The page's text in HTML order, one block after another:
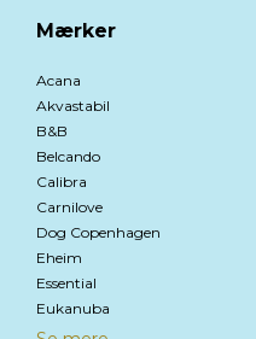
Mærker
Acana
Akvastabil
B&B
Belcando
Calibra
Carnilove
Dog Copenhagen
Eheim
Essential
Eukanuba